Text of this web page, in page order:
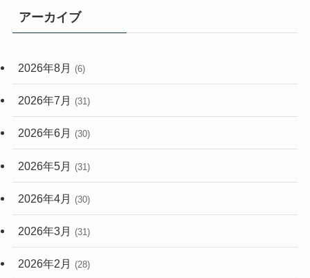
(33)
(248)
アーカイブ
2026年8月 (6)
2026年7月 (31)
2026年6月 (30)
2026年5月 (31)
2026年4月 (30)
2026年3月 (31)
2026年2月 (28)